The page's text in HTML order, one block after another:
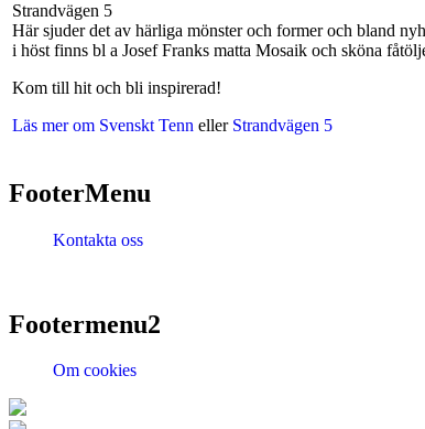
Strandvägen 5
Här sjuder det av härliga mönster och former och bland
i höst finns bl a Josef Franks matta Mosaik och sköna
Kom till hit och bli inspirerad!
Läs mer om Svenskt Tenn eller Strandvägen 5
FooterMenu
Kontakta oss
Footermenu2
Om cookies